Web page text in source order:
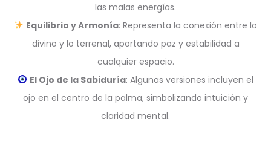
las malas energías.
Equilibrio y Armonía: Representa la conexión entre lo
divino y lo terrenal, aportando paz y estabilidad a
cualquier espacio.
El Ojo de la Sabiduría: Algunas versiones incluyen el
ojo en el centro de la palma, simbolizando intuición y
claridad mental.